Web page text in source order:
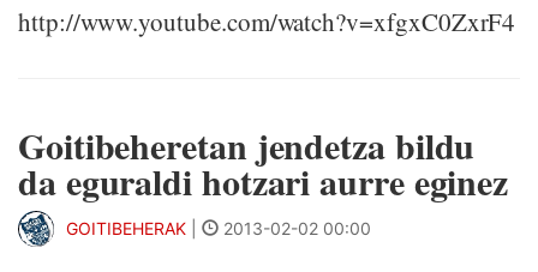
http://www.youtube.com/watch?v=xfgxC0ZxrF4
Goitibeheretan jendetza bildu
da eguraldi hotzari aurre eginez
GOITIBEHERAK 2013-02-02 00:00